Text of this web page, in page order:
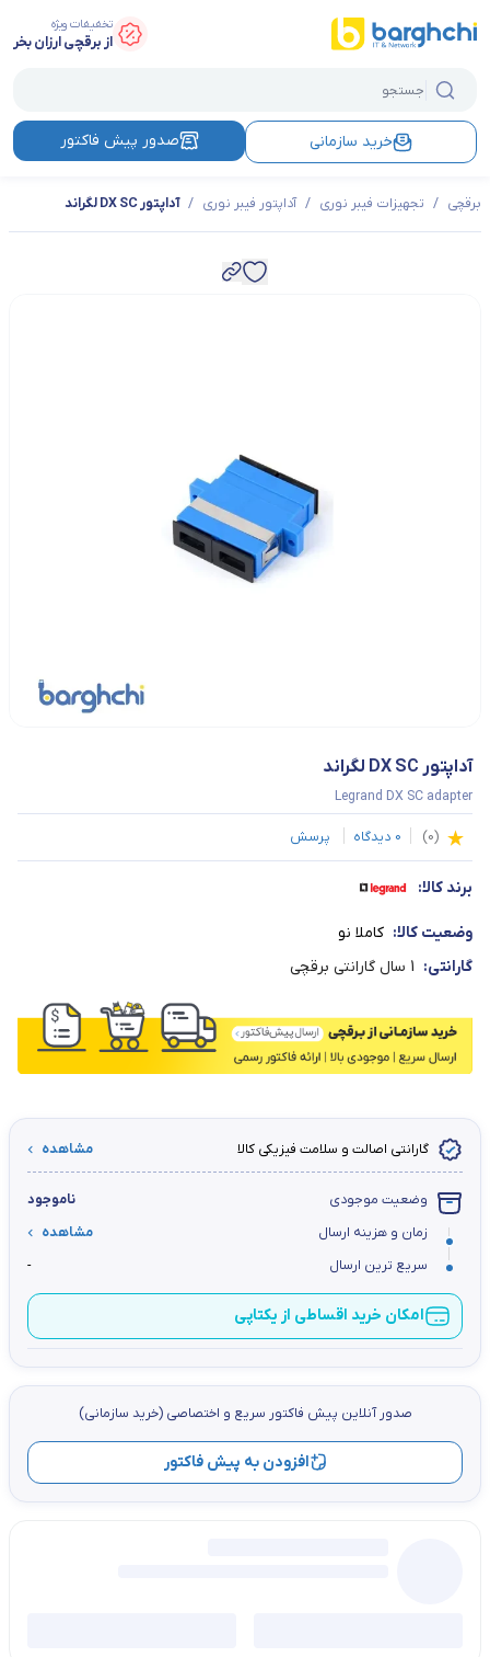
تخفیفات ویژه
از برقچی ارزان بخر
خرید سازمانی صدور پیش فاکتور
برقچی / تجهیزات فیبر نوری / آداپتور فیبر نوری / آداپتور DX SC لگراند
آداپتور DX SC لگراند
Legrand DX SC adapter
(
0
)
0 دیدگاه پرسش
برند کالا:
وضعیت کالا: کاملا نو
گارانتی: 1 سال گارانتی برقچی
گارانتی اصالت و سلامت فیزیکی کالا مشاهده
وضعیت موجودی
ناموجود
زمان و هزینه ارسال
مشاهده
سریع ترین ارسال
-
امکان خرید اقساطی از یکتاپی
صدور آنلاین پيش فاكتور سریع و اختصاصي (خرید سازمانی)
افزودن به پیش فاکتور